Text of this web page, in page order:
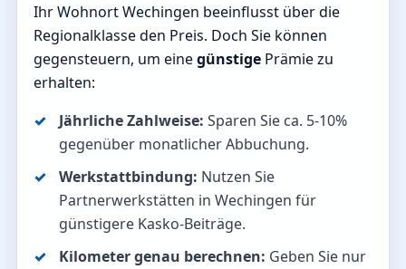
Ihr Wohnort Wechingen beeinflusst über die
Regionalklasse den Preis. Doch Sie können
gegensteuern, um einegünstige Prämie zu
erhalten:
Jährliche Zahlweise: Sparen Sie ca. 5-10%
gegenüber monatlicher Abbuchung.
Werkstattbindung: Nutzen Sie
Partnerwerkstätten in Wechingen für
günstigere Kasko-Beiträge.
Kilometer genau berechnen: Geben Sie nur